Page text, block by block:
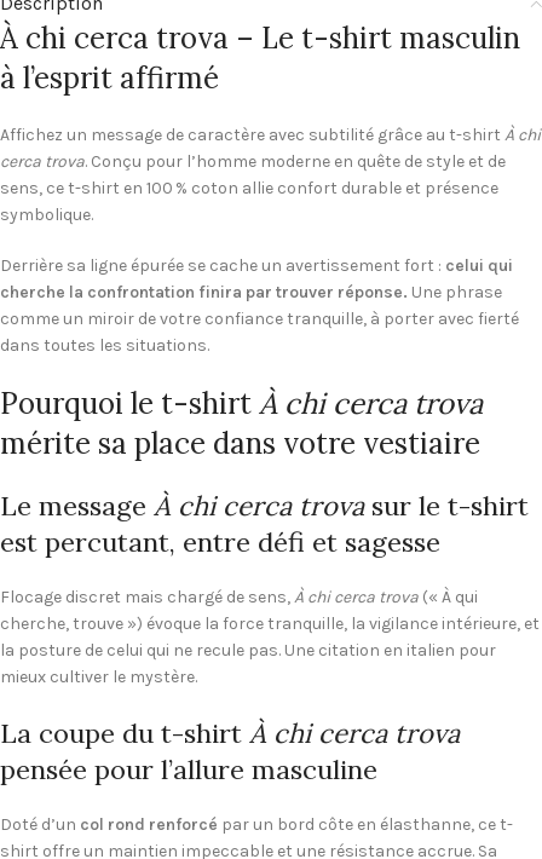
À chi cerca trova – Le t-shirt masculin
à l’esprit affirmé
Affichez un message de caractère avec subtilité grâce au t-shirt À chi
cerca trova. Conçu pour l’homme moderne en quête de style et de
sens, ce t-shirt en 100 % coton allie confort durable et présence
symbolique.
Derrière sa ligne épurée se cache un avertissement fort : celui qui
cherche la confrontation finira par trouver réponse. Une phrase
comme un miroir de votre confiance tranquille, à porter avec fierté
dans toutes les situations.
Pourquoi le t-shirtÀ chi cerca trova
mérite sa place dans votre vestiaire
Le message À chi cerca trova sur le t-shirt
est percutant, entre défi et sagesse
Flocage discret mais chargé de sens,À chi cerca trova (« À qui
cherche, trouve ») évoque la force tranquille, la vigilance intérieure, et
la posture de celui qui ne recule pas. Une citation en italien pour
mieux cultiver le mystère.
La coupe du t-shirt À chi cerca trova
pensée pour l’allure masculine
Doté d’un col rond renforcé par un bord côte en élasthanne, ce t-
shirt offre un maintien impeccable et une résistance accrue. Sa